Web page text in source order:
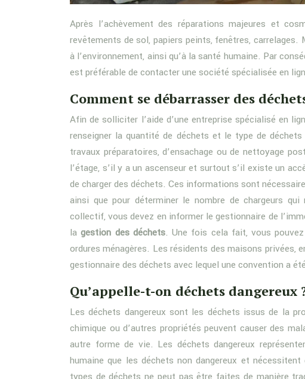
Après l’achèvement des réparations majeures et
revêtements de sol, papiers peints, fenêtres,
à l’environnement, ainsi qu’à la santé humaine. Par
est préférable de contacter une société spécialisée en
Comment se débarrasser des
Afin de solliciter l’aide d’une entreprise spécialisé en
renseigner la quantité de déchets et le type de
travaux préparatoires, d’ensachage ou de nettoyage
l’étage, s’il y a un ascenseur et surtout s’il existe un
de charger des déchets. Ces informations sont
ainsi que pour déterminer le nombre de chargeurs
collectif, vous devez en informer le gestionnaire de
lagestion des déchets. Une fois cela fait, vous
ordures ménagères. Les résidents des maisons privées,
gestionnaire des déchets avec lequel une convention a
Qu’appelle-t-on déchets dangereux
Les déchets dangereux sont les déchets issus de la
chimique ou d’autres propriétés peuvent causer des
autre forme de vie. Les déchets dangereux
humaine que les déchets non dangereux et